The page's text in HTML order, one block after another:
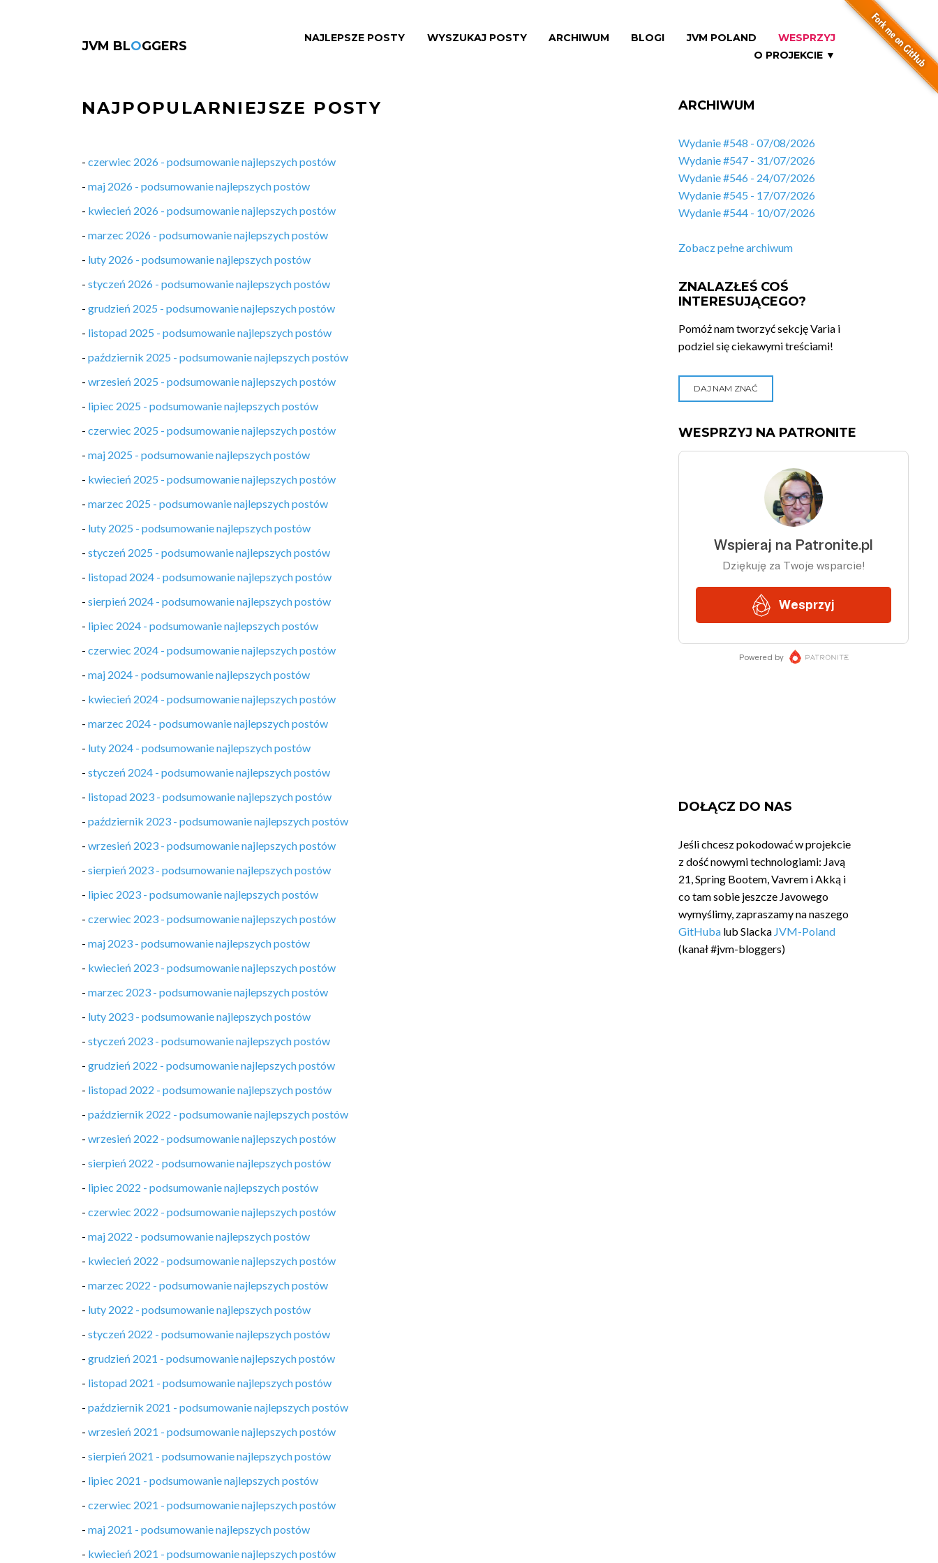
JVM BLOGGERS
NAJLEPSZE POSTY WYSZUKAJ POSTY ARCHIWUM BLOGI JVM POLAND
WESPRZYJ
O PROJEKCIE ▼
NAJPOPULARNIEJSZE POSTY
- czerwiec 2026 - podsumowanie najlepszych postów
- maj 2026 - podsumowanie najlepszych postów
- kwiecień 2026 - podsumowanie najlepszych postów
- marzec 2026 - podsumowanie najlepszych postów
- luty 2026 - podsumowanie najlepszych postów
- styczeń 2026 - podsumowanie najlepszych postów
- grudzień 2025 - podsumowanie najlepszych postów
- listopad 2025 - podsumowanie najlepszych postów
- październik 2025 - podsumowanie najlepszych postów
- wrzesień 2025 - podsumowanie najlepszych postów
- lipiec 2025 - podsumowanie najlepszych postów
- czerwiec 2025 - podsumowanie najlepszych postów
- maj 2025 - podsumowanie najlepszych postów
- kwiecień 2025 - podsumowanie najlepszych postów
- marzec 2025 - podsumowanie najlepszych postów
- luty 2025 - podsumowanie najlepszych postów
- styczeń 2025 - podsumowanie najlepszych postów
- listopad 2024 - podsumowanie najlepszych postów
- sierpień 2024 - podsumowanie najlepszych postów
- lipiec 2024 - podsumowanie najlepszych postów
- czerwiec 2024 - podsumowanie najlepszych postów
- maj 2024 - podsumowanie najlepszych postów
- kwiecień 2024 - podsumowanie najlepszych postów
- marzec 2024 - podsumowanie najlepszych postów
- luty 2024 - podsumowanie najlepszych postów
- styczeń 2024 - podsumowanie najlepszych postów
- listopad 2023 - podsumowanie najlepszych postów
- październik 2023 - podsumowanie najlepszych postów
- wrzesień 2023 - podsumowanie najlepszych postów
- sierpień 2023 - podsumowanie najlepszych postów
- lipiec 2023 - podsumowanie najlepszych postów
- czerwiec 2023 - podsumowanie najlepszych postów
- maj 2023 - podsumowanie najlepszych postów
- kwiecień 2023 - podsumowanie najlepszych postów
- marzec 2023 - podsumowanie najlepszych postów
- luty 2023 - podsumowanie najlepszych postów
- styczeń 2023 - podsumowanie najlepszych postów
- grudzień 2022 - podsumowanie najlepszych postów
- listopad 2022 - podsumowanie najlepszych postów
- październik 2022 - podsumowanie najlepszych postów
- wrzesień 2022 - podsumowanie najlepszych postów
- sierpień 2022 - podsumowanie najlepszych postów
- lipiec 2022 - podsumowanie najlepszych postów
- czerwiec 2022 - podsumowanie najlepszych postów
- maj 2022 - podsumowanie najlepszych postów
- kwiecień 2022 - podsumowanie najlepszych postów
- marzec 2022 - podsumowanie najlepszych postów
- luty 2022 - podsumowanie najlepszych postów
- styczeń 2022 - podsumowanie najlepszych postów
- grudzień 2021 - podsumowanie najlepszych postów
- listopad 2021 - podsumowanie najlepszych postów
- październik 2021 - podsumowanie najlepszych postów
- wrzesień 2021 - podsumowanie najlepszych postów
- sierpień 2021 - podsumowanie najlepszych postów
- lipiec 2021 - podsumowanie najlepszych postów
- czerwiec 2021 - podsumowanie najlepszych postów
- maj 2021 - podsumowanie najlepszych postów
- kwiecień 2021 - podsumowanie najlepszych postów
ARCHIWUM
Wydanie #548 - 07/08/2026
Wydanie #547 - 31/07/2026
Wydanie #546 - 24/07/2026
Wydanie #545 - 17/07/2026
Wydanie #544 - 10/07/2026
Zobacz pełne archiwum
ZNALAZŁEŚ COŚ
INTERESUJĄCEGO?
Pomóż nam tworzyć sekcję Varia i
podziel się ciekawymi treściami!
DAJ NAM ZNAĆ
WESPRZYJ NA PATRONITE
DOŁĄCZ DO NAS
Jeśli chcesz pokodować w projekcie
z dość nowymi technologiami: Javą
21, Spring Bootem, Vavrem i Akką i
co tam sobie jeszcze Javowego
wymyślimy, zapraszamy na naszego
GitHuba lub Slacka JVM-Poland
(kanał #jvm-bloggers)